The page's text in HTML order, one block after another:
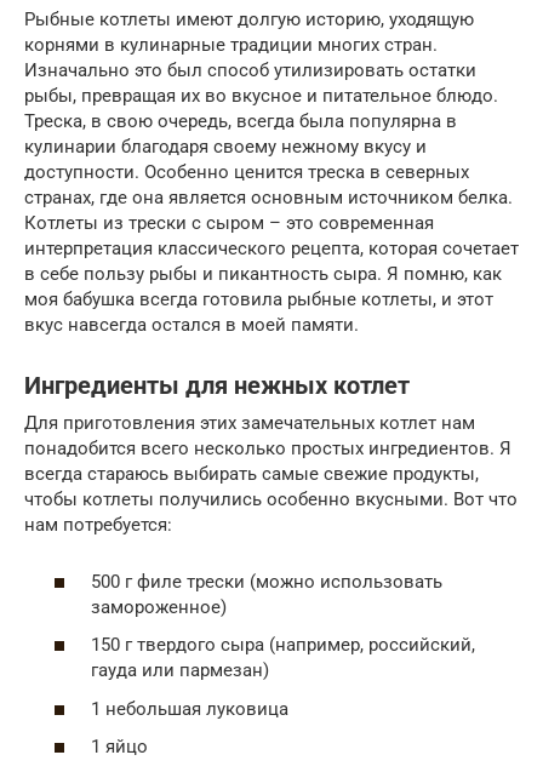
Рыбные котлеты имеют долгую историю, уходящую
корнями в кулинарные традиции многих стран.
Изначально это был способ утилизировать остатки
рыбы, превращая их во вкусное и питательное блюдо.
Треска, в свою очередь, всегда была популярна в
кулинарии благодаря своему нежному вкусу и
доступности. Особенно ценится треска в северных
странах, где она является основным источником белка.
Котлеты из трески с сыром – это современная
интерпретация классического рецепта, которая сочетает
в себе пользу рыбы и пикантность сыра. Я помню, как
моя бабушка всегда готовила рыбные котлеты, и этот
вкус навсегда остался в моей памяти.
Ингредиенты для нежных котлет
Для приготовления этих замечательных котлет нам
понадобится всего несколько простых ингредиентов. Я
всегда стараюсь выбирать самые свежие продукты,
чтобы котлеты получились особенно вкусными. Вот что
нам потребуется:
500 г филе трески (можно использовать
замороженное)
150 г твердого сыра (например, российский,
гауда или пармезан)
1 небольшая луковица
1 яйцо